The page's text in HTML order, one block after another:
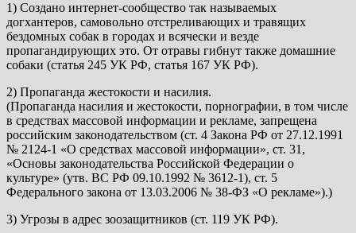
1) Создано интернет-сообщество так называемых
догхантеров, самовольно отстреливающих и травящих
бездомных собак в городах и всячески и везде
пропагандирующих это. От отравы гибнут также домашние
собаки (статья 245 УК РФ, статья 167 УК РФ).
2) Пропаганда жестокости и насилия.
(Пропаганда насилия и жестокости, порнографии, в том числе
в средствах массовой информации и рекламе, запрещена
российским законодательством (ст. 4 Закона РФ от 27.12.1991
№ 2124-1 «О средствах массовой информации», ст. 31,
«Основы законодательства Российской Федерации о
культуре» (утв. ВС РФ 09.10.1992 № 3612-1), ст. 5
Федерального закона от 13.03.2006 № 38-ФЗ «О рекламе»).)
3) Угрозы в адрес зоозащитников (ст. 119 УК РФ).